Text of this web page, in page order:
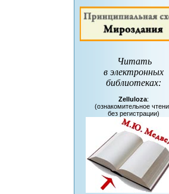
Читать
в электронных
библиотеках:
Zelluloza:
(ознакомительное
без регистрации)